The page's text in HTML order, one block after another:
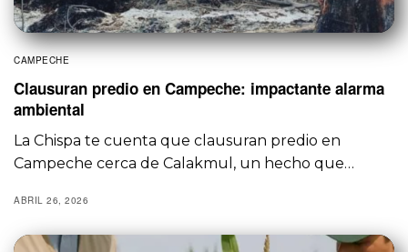
CAMPECHE
Clausuran predio en Campeche: impactante alarma
ambiental
La Chispa te cuenta que clausuran predio en
Campeche cerca de Calakmul, un hecho que…
ABRIL 26, 2026